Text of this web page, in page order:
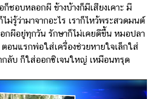
ก็ชอบหลอกผี ข้างบ้างก็มีเสียงเคาะ มี
ไม่รู้ว่ามาจากอะไร เราก็ไหว้พระสวดมนต์
กผีอยู่ทุกวัน รักษาก็ไม่เคยดีขึ้น หมอปลา
อนแรกพ่อใส่เครื่องช่วยหายใจเล็กใส่
ลับ ก็ใส่ออกซิเจนใหญ่ เหมือนทรุด